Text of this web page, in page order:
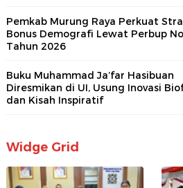
Pemkab Murung Raya Perkuat
Bonus Demografi Lewat Perbup
Tahun 2026
Buku Muhammad Ja’far Hasibuan
Diresmikan di UI, Usung Inovasi
dan Kisah Inspiratif
Widge Grid